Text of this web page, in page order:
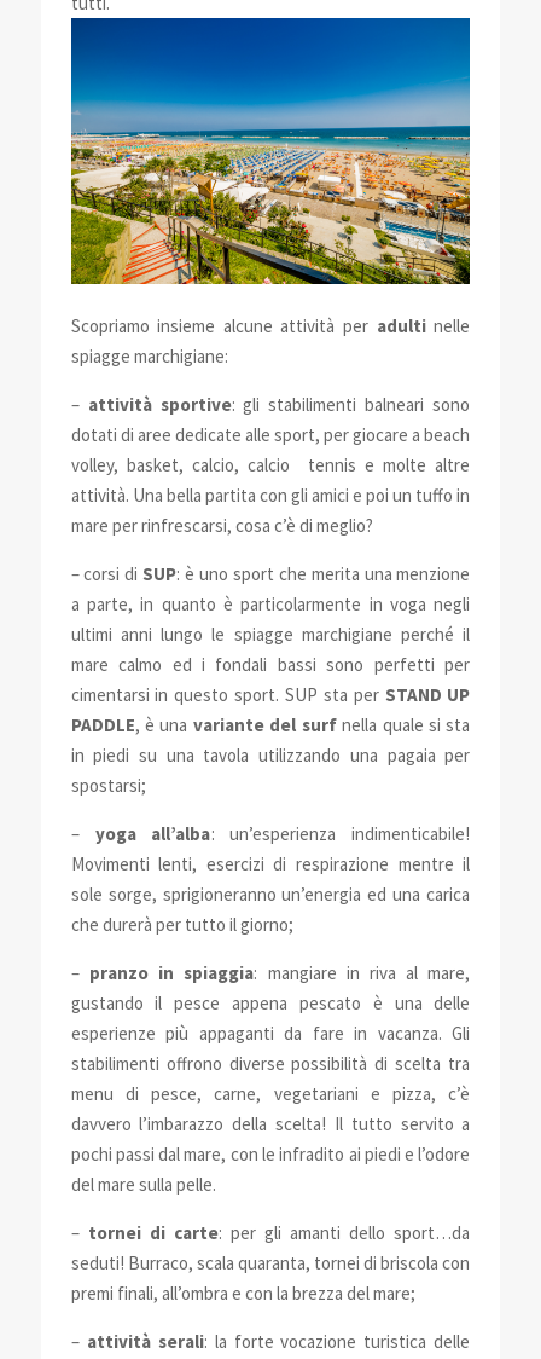
Scopriamo insieme alcune attività per adultinelle
spiagge marchigiane:
– attività sportive: gli stabilimenti balneari sono
dotati di aree dedicate alle sport, per giocare a beach
volley, basket, calcio, calcio tennis e molte altre
attività. Una bella partita con gli amici e poi un tuffo in
mare per rinfrescarsi, cosa c’è di meglio?
– corsi di SUP: è uno sport che merita una menzione
a parte, in quanto è particolarmente in voga negli
ultimi anni lungo le spiagge marchigiane perché il
mare calmo ed i fondali bassi sono perfetti per
cimentarsi in questo sport. SUP sta per STAND UP
PADDLE, è una variante del surfnella quale si sta
in piedi su una tavola utilizzando una pagaia per
spostarsi;
– yoga all’alba: un’esperienza indimenticabile!
Movimenti lenti, esercizi di respirazione mentre il
sole sorge, sprigioneranno un’energia ed una carica
che durerà per tutto il giorno;
– pranzo in spiaggia: mangiare in riva al mare,
gustando il pesce appena pescato è una delle
esperienze più appaganti da fare in vacanza. Gli
stabilimenti offrono diverse possibilità di scelta tra
menu di pesce, carne, vegetariani e pizza, c’è
davvero l’imbarazzo della scelta! Il tutto servito a
pochi passi dal mare, con le infradito ai piedi e l’odore
del mare sulla pelle.
–tornei di carte: per gli amanti dello sport…da
seduti! Burraco, scala quaranta, tornei di briscola con
premi finali, all’ombra e con la brezza del mare;
– attività serali: la forte vocazione turistica delle